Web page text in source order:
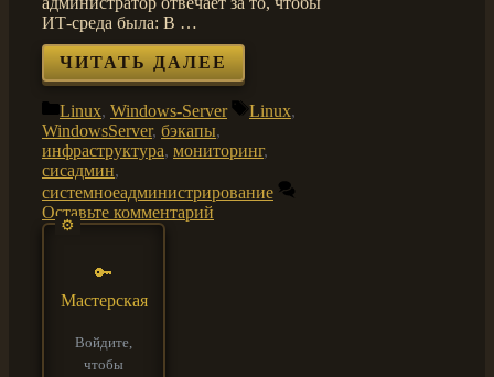
ИТ-среда была: В …
ЧИТАТЬ ДАЛЕЕ
Рубрики
Linux, Windows-Server Метки
Linux,
WindowsServer, бэкапы,
инфраструктура, мониторинг,
сисадмин,
системноеадминистрирование
Оставьте комментарий
🔑
Мастерская
Войдите,
чтобы